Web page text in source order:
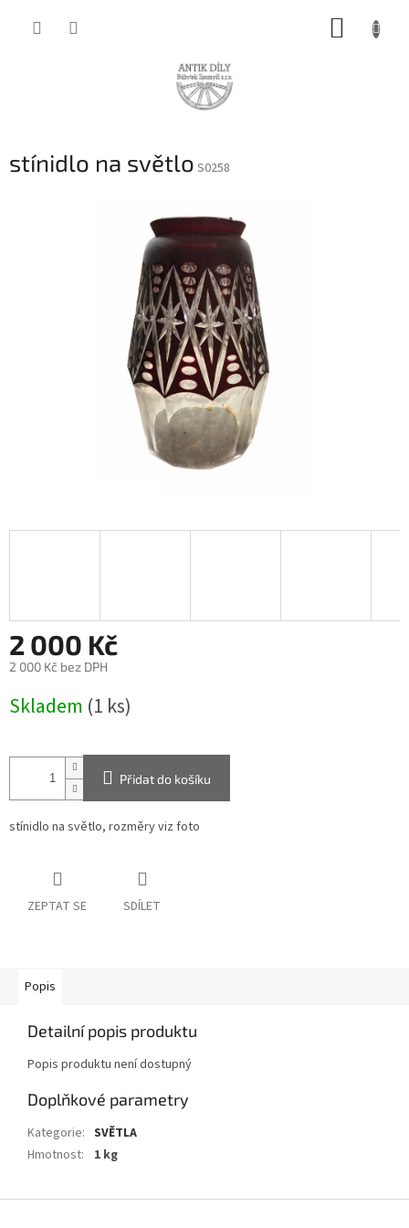
stínidlo na světlo S0258
2 000 Kč
2 000 Kč bez DPH
cena:
Skladem (1 ks)
Přidat do košíku
stínidlo na světlo, rozměry viz foto
ZEPTAT SE SDÍLET
Popis
Detailní popis produktu
Popis produktu není dostupný
Doplňkové parametry
Kategorie: SVĚTLA
Hmotnost: 1 kg